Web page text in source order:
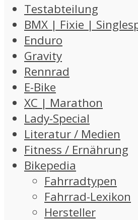
Testabteilung
BMX | Fixie |
Enduro
Gravity
Rennrad
E-Bike
XC | Marathon
Lady-Special
Literatur / Medien
Fitness / Ernährung
Bikepedia
Fahrradtypen
Fahrrad-Lexikon
Hersteller